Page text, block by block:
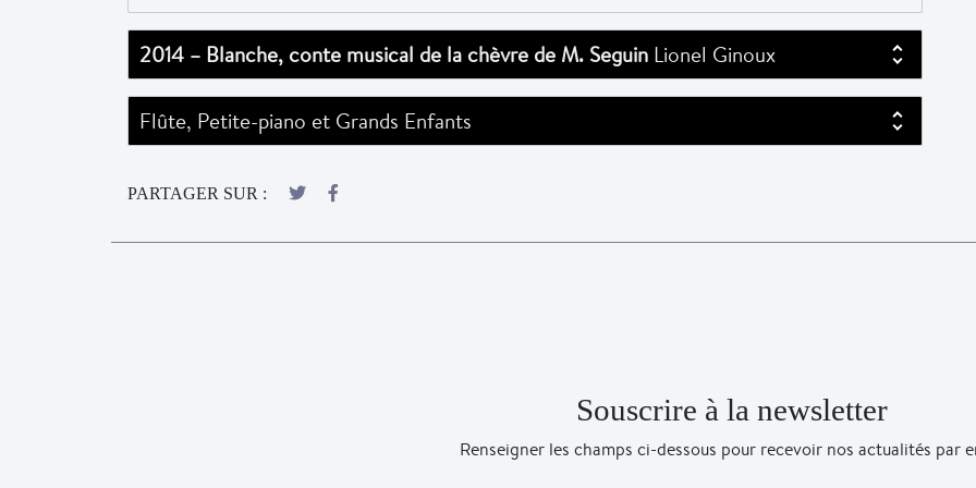
2014 – Blanche, conte musical de la chèvre de M. Seguin Lionel Ginoux
Flûte, Petite-piano et Grands Enfants
PARTAGER SUR :
Souscrire à la newsletter
Renseigner les champs ci-dessous pour recevoir nos actualités par